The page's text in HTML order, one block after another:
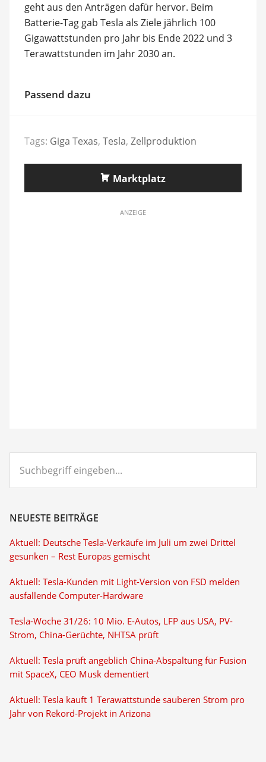
geht aus den Anträgen dafür hervor. Beim
Batterie-Tag gab Tesla als Ziele jährlich 100
Gigawattstunden pro Jahr bis Ende 2022 und 3
Terawattstunden im Jahr 2030 an.
Passend dazu
Tags: Giga Texas, Tesla, Zellproduktion
Marktplatz
ANZEIGE
eingeben...
NEUESTE BEITRÄGE
Aktuell: Deutsche Tesla-Verkäufe im Juli um zwei Drittel
gesunken – Rest Europas gemischt
Aktuell: Tesla-Kunden mit Light-Version von FSD melden
ausfallende Computer-Hardware
Tesla-Woche 31/26: 10 Mio. E-Autos, LFP aus USA, PV-
Strom, China-Gerüchte, NHTSA prüft
Aktuell: Tesla prüft angeblich China-Abspaltung für Fusion
mit SpaceX, CEO Musk dementiert
Aktuell: Tesla kauft 1 Terawattstunde sauberen Strom pro
Jahr von Rekord-Projekt in Arizona